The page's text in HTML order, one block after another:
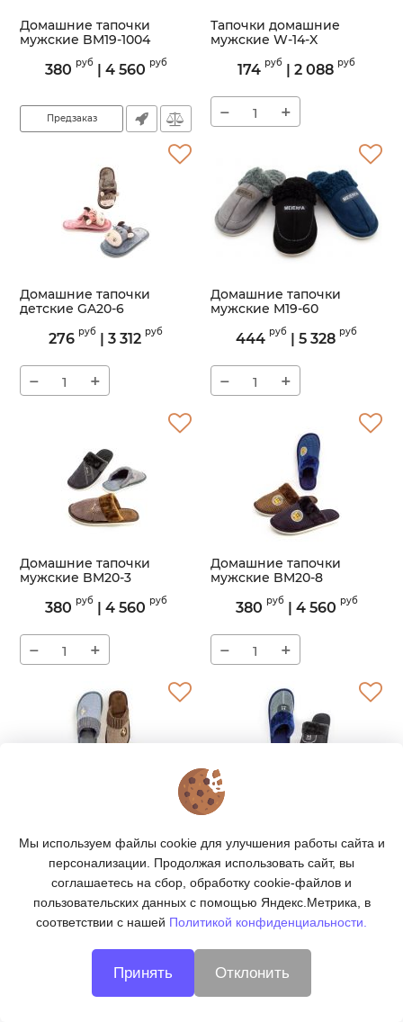
Домашние тапочки
мужские BM19-1004
BM19-1004
380 руб| 4 560 руб
Предзаказ
Тапочки домашние
мужские W-14-X
W-14
174 руб | 2 088 руб
− +
Домашние тапочки
детские GA20-6
GA20-6
276 руб | 3 312 руб
− +
Домашние тапочки
мужские M19-60
M19-60
444 руб | 5 328 руб
− +
Домашние тапочки
мужские BM20-3
BM20-3
380 руб| 4 560 руб
− +
Домашние тапочки
мужские BM20-8
BM20-8
380 руб| 4 560 руб
− +
мужские BM20-2
Артикул: BM20-2
380 руб|4 560 руб
− +
мужские BM20-7
Артикул: BM20-7
380 руб| 4 560 руб
− +
Мы используем файлы cookie для улучшения работы сайта и
персонализации. Продолжая использовать сайт, вы
соглашаетесь на сбор, обработку cookie-файлов и
пользовательских данных с помощью Яндекс.Метрика, в
соответствии с нашей Политикой конфиденциальности.
Принять Отклонить